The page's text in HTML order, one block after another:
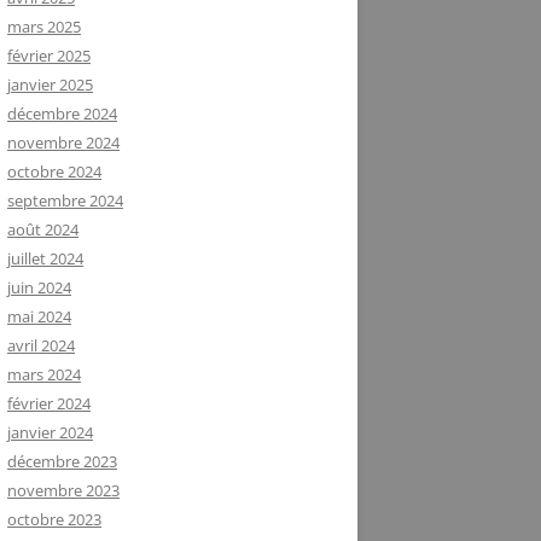
mars 2025
février 2025
janvier 2025
décembre 2024
novembre 2024
octobre 2024
septembre 2024
août 2024
juillet 2024
juin 2024
mai 2024
avril 2024
mars 2024
février 2024
janvier 2024
décembre 2023
novembre 2023
octobre 2023